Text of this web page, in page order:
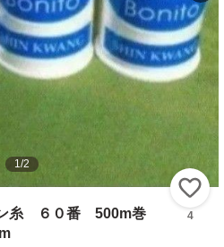
1/2
糸 ６０番 500m巻
4